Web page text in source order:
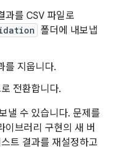
과를 CSV 파일로
폴더에 내보냅
를 지웁니다.
전환합니다.
낼 수 있습니다. 문제를
이브러리 구현의 새 버
트 결과를 재설정하고